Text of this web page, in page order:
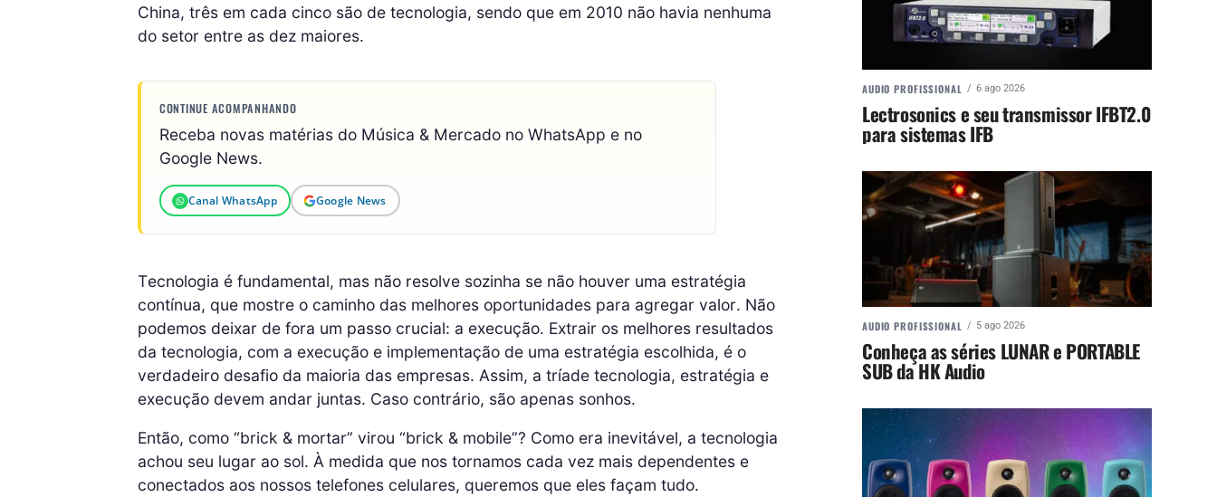
China, três em cada cinco são de tecnologia, sendo que em 2010 não havia nenhuma
do setor entre as dez maiores.
CONTINUE ACOMPANHANDO
Receba novas matérias do Música & Mercado no WhatsApp e no
Google News.
Canal WhatsApp Google News
Tecnologia é fundamental, mas não resolve sozinha se não houver uma estratégia
contínua, que mostre o caminho das melhores oportunidades para agregar valor. Não
podemos deixar de fora um passo crucial: a execução. Extrair os melhores resultados
da tecnologia, com a execução e implementação de uma estratégia escolhida, é o
verdadeiro desafio da maioria das empresas. Assim, a tríade tecnologia, estratégia e
execução devem andar juntas. Caso contrário, são apenas sonhos.
Então, como “brick & mortar” virou “brick & mobile”? Como era inevitável, a tecnologia
achou seu lugar ao sol. À medida que nos tornamos cada vez mais dependentes e
conectados aos nossos telefones celulares, queremos que eles façam tudo.
AUDIO PROFISSIONAL 6 ago 2026
Lectrosonics e seu transmissor IFBT2.0
para sistemas IFB
AUDIO PROFISSIONAL 5 ago 2026
Conheça as séries LUNAR e PORTABLE
SUB da HK Audio